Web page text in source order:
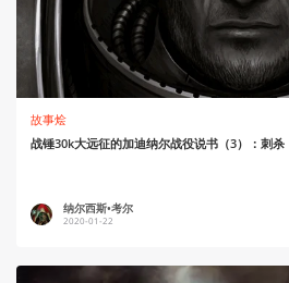
故事烩
战锤30k大远征的加迪纳尔战役说书（3）：刺杀
纳尔西斯•考尔
2020-01-22